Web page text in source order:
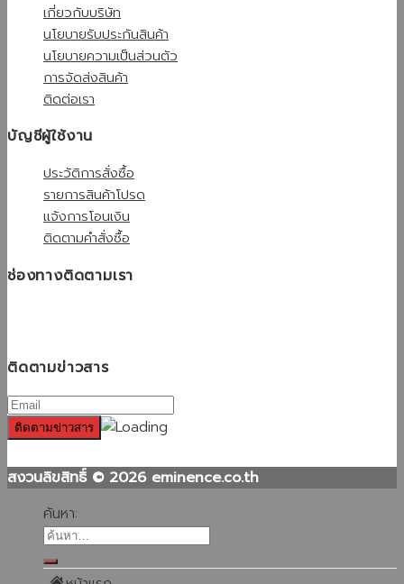
เกี่ยวกับบริษัท
นโยบายรับประกันสินค้า
นโยบายความเป็นส่วนตัว
การจัดส่งสินค้า
ติดต่อเรา
บัญชีผู้ใช้งาน
ประวัติการสั่งซื้อ
รายการสินค้าโปรด
แจ้งการโอนเงิน
ติดตามคำสั่งซื้อ
ช่องทางติดตามเรา
ติดตามข่าวสาร
สงวนลิขสิทธิ์ © 2026 eminence.co.th
ค้นหา: